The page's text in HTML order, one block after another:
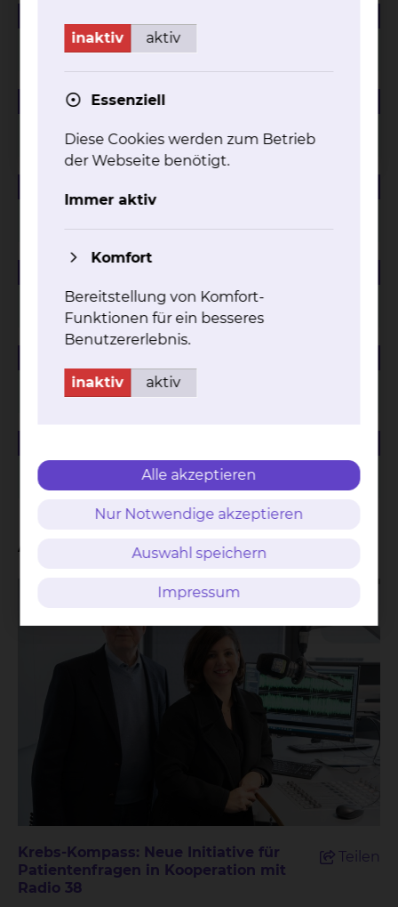
Managementbewertung 2024
Managementbewertung 2023
Managementbewertung 2021
Managementbewertung 2020
Managementbewertung 2019
Aktuelles
Krebs-Kompass: Neue Initiative für
Patientenfragen in Kooperation mit
Radio 38
Teilen
inaktiv aktiv
Essenziell
Diese Cookies werden zum Betrieb
der Webseite benötigt.
Immer aktiv
Komfort
Bereitstellung von Komfort-
Funktionen für ein besseres
Benutzererlebnis.
inaktiv aktiv
Alle akzeptieren
Nur Notwendige akzeptieren
Auswahl speichern
Impressum